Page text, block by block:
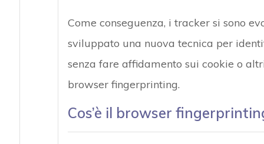
Come conseguenza, i tracker si sono
sviluppato una nuova tecnica per
senza fare affidamento sui cookie o
browser fingerprinting.
Cos’è il browser